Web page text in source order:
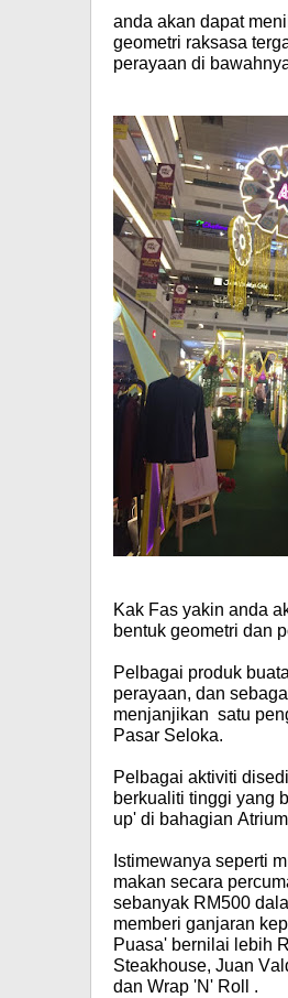
anda akan dapat
geometri raksasa
perayaan di
Kak Fas yakin anda
bentuk geometri dan
Pelbagai produk
perayaan, dan
menjanjikan satu
Pasar Seloka.
Pelbagai aktiviti
berkualiti tinggi yang
up' di bahagian
Istimewanya seperti
makan secara
sebanyak RM500
memberi ganjaran
Puasa' bernilai lebih
Steakhouse, Juan
dan Wrap 'N' Roll .